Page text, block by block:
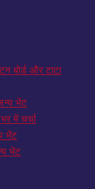
बोर्ड और टाटा
भेंट
में चर्चा
भेंट
भेंट